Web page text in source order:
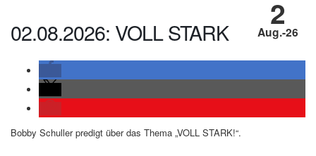
2
Aug.-26
02.08.2026: VOLL STARK
Bobby Schuller predigt über das Thema „VOLL STARK!“.